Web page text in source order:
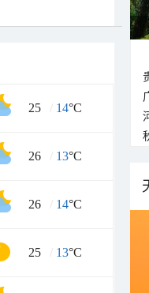
25 / 14°C
26 / 13°C
26 / 14°C
25 / 13°C